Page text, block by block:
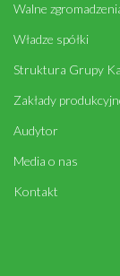
Walne
Władze spółki
Struktura Grupy
Zakłady
Audytor
Media o nas
Kontakt